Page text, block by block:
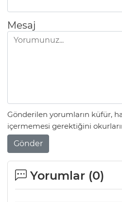
Mesaj
Gönderilen yorumların küfür,
içermemesi gerektiğini
Gönder
Yorumlar (0)